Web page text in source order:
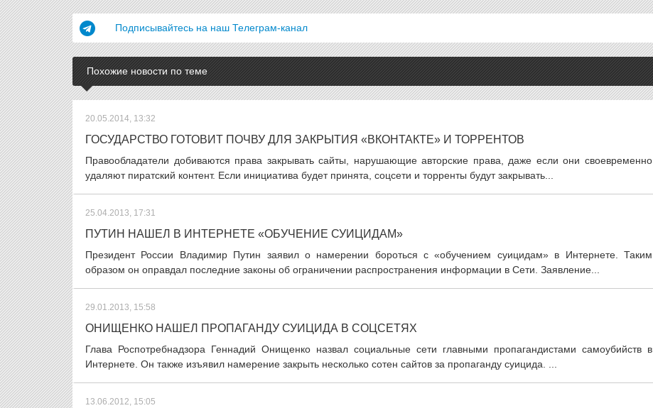
Подписывайтесь на наш Телеграм-канал
Похожие новости по теме
20.05.2014, 13:32
ГОСУДАРСТВО ГОТОВИТ ПОЧВУ ДЛЯ ЗАКРЫТИЯ «ВКОНТАКТЕ» И ТОРРЕНТОВ
Правообладатели добиваются права закрывать сайты, нарушающие авторские права, даже если они своевременно
удаляют пиратский контент. Если инициатива будет принята, соцсети и торренты будут закрывать...
25.04.2013, 17:31
ПУТИН НАШЕЛ В ИНТЕРНЕТЕ «ОБУЧЕНИЕ СУИЦИДАМ»
Президент России Владимир Путин заявил о намерении бороться с «обучением суицидам» в Интернете. Таким
образом он оправдал последние законы об ограничении распространения информации в Сети. Заявление...
29.01.2013, 15:58
ОНИЩЕНКО НАШЕЛ ПРОПАГАНДУ СУИЦИДА В СОЦСЕТЯХ
Глава Роспотребнадзора Геннадий Онищенко назвал социальные сети главными пропагандистами самоубийств в
Интернете. Он также изъявил намерение закрыть несколько сотен сайтов за пропаганду суицида. ...
13.06.2012, 15:05